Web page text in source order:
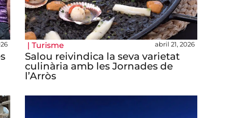
| Turisme abril 21, 2026
Salou reivindica la seva varietat
culinària amb les Jornades de
l’Arròs